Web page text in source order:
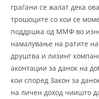
граѓани се жалат дека
трошоците со кои се
поддршка од ММФ во
намалување на ратите
друштва и лизинг
аконтации за данок на
кои според Закон за
на личен доход чиишто